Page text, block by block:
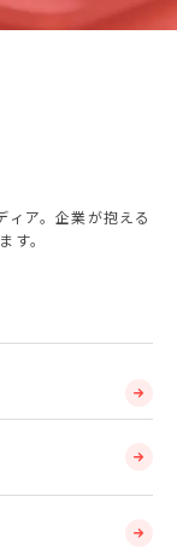
ア。企業が抱える
す。